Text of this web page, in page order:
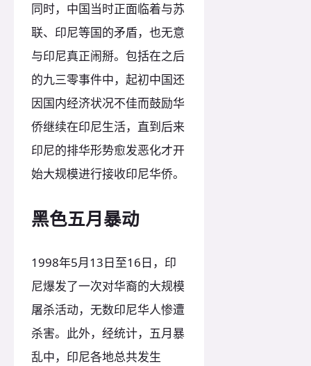
同时，中国当时正面临着与苏
联、印尼等国的矛盾，也无意
与印尼真正闹掰。包括在之后
的九三零事件中，起初中国还
因国内经济状况不佳而鼓励华
侨继续在印尼生活，直到后来
印尼的排华形势愈发恶化才开
始大规模进行接收印尼华侨。
黑色五月暴动
1998年5月13日至16日，印
尼爆发了一次对华裔的大规模
屠杀活动，无数印尼华人惨遭
杀害。此外，经统计，五月暴
乱中，印尼各地总共发生